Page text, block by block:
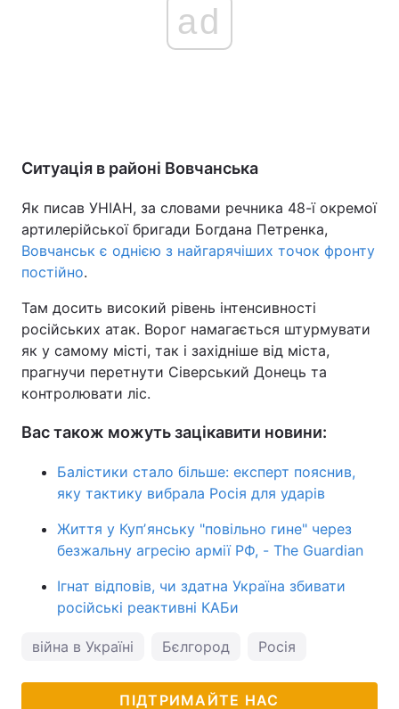
ad
Ситуація в районі Вовчанська
Як писав УНІАН, за словами речника 48-ї окремої
артилерійської бригади Богдана Петренка,
Вовчанськ є однією з найгарячіших точок фронту
постійно.
Там досить високий рівень інтенсивності
російських атак. Ворог намагається штурмувати
як у самому місті, так і західніше від міста,
прагнучи перетнути Сіверський Донець та
контролювати ліс.
Вас також можуть зацікавити новини:
Балістики стало більше: експерт пояснив,
яку тактику вибрала Росія для ударів
Життя у Купʼянську "повільно гине" через
безжальну агресію армії РФ, - The Guardian
Ігнат відповів, чи здатна Україна збивати
російські реактивні КАБи
війна в Україні Бєлгород Росія
ПІДТРИМАЙТЕ НАС